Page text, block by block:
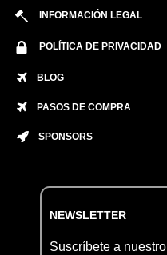
INFORMACIÓN LEGAL
POLÍTICA DE PRIVACIDAD
BLOG
PASOS DE COMPRA
SPONSORS
NEWSLETTER
Suscríbete a nuestro